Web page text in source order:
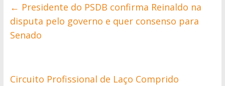
← Presidente do PSDB confirma Reinaldo na
disputa pelo governo e quer consenso para
Senado
Circuito Profissional de Laço Comprido